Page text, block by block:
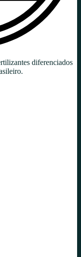
diferenciados